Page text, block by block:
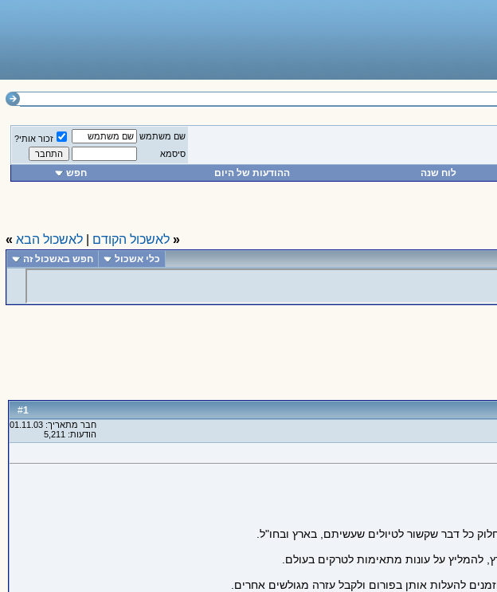
שם משתמש
זכור אותי?
סיסמא
לוח שנה ההודעות של היום חפש
« לאשכול הקודם לאשכול הבא »
כלי אשכול חפש באשכול זה
#
1
חבר מתאריך: 01.11.03
הודעות: 5,211
כל דבר שקשור לטיולים שעשיתם, בארץ ובחו"ל.
להמליץ על עונות מתאימות לטרקים בעולם.
להעלות אותן בפורום ולקבל עזרה מגולשים אחרים.